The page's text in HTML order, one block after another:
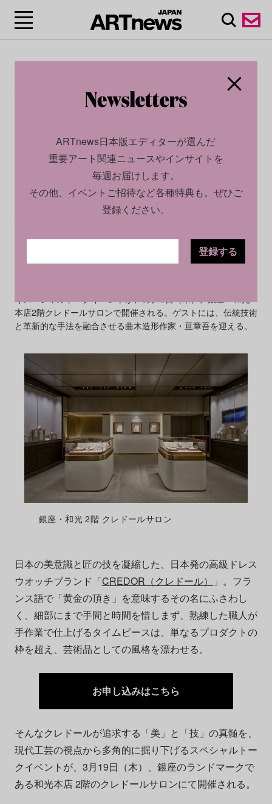
亘 章吾が語る「美」と「技」の真髄
──クレドール×Tokyo Creative
Salonのスペシャルトークを開催
TEXT BY ARTNEWS JAPAN
くスペシャルトークイベントが、3月19日（木）、銀座・和光
本店2階クレドールサロンで開催される。ゲストには、伝統技術
と革新的な手法を融合させる曲木造形作家・亘章吾を迎える。
銀座・和光 2階 クレドールサロン
日本の美意識と匠の技を凝縮した、日本発の高級ドレス
ウオッチブランド「CREDOR（クレドール）
」。フラ
ンス語で「黄金の頂き」を意味するその名にふさわし
く、細部にまで手間と時間を惜しまず、熟練した職人が
手作業で仕上げるタイムピースは、単なるプロダクトの
枠を超え、芸術品としての風格を漂わせる。
お申し込みはこちら
そんなクレドールが追求する「美」と「技」の真髄を、
現代工芸の視点から多角的に掘り下げるスペシャルトー
クイベントが、3月19日（木）、銀座のランドマークで
ある和光本店 2階のクレドールサロンにて開催される。
ARTnews日本版エディターが選んだ
重要アート関連ニュースやインサイトを
毎週お届けします。
その他、イベントご招待など各種特典も。ぜひご
登録ください。
登録する